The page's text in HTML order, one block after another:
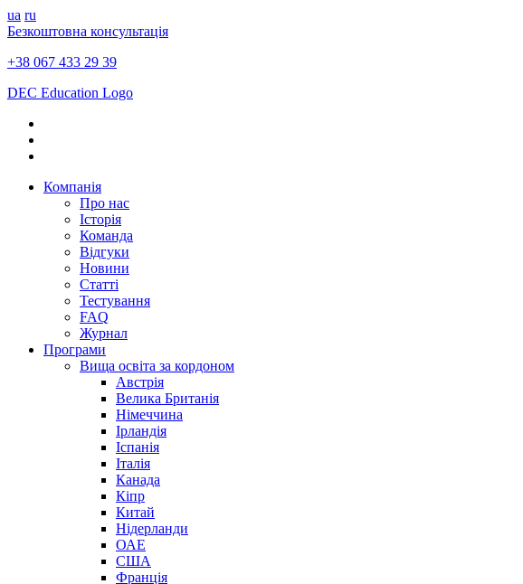
ua ru
Безкоштовна консультація
+38 067 433 29 39
DEC Education Logo
Компанія
Про нас
Історія
Команда
Відгуки
Новини
Статті
Тестування
FAQ
Журнал
Програми
Вища освіта за кордоном
Австрія
Велика Британія
Німеччина
Ірландія
Іспанія
Італія
Канада
Кіпр
Китай
Нідерланди
ОАЕ
США
Франція